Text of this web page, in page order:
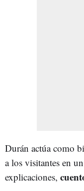
Durán actúa como
a los visitantes en
explicaciones,